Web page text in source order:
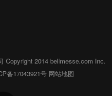
Copyright 2014 bellmesse.com Inc.
备17043921号 网站地图